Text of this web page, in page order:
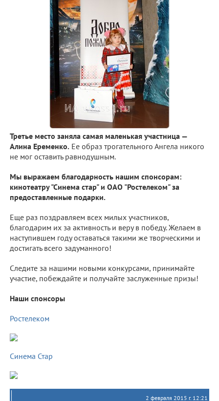
Третье место заняла самая маленькая участница —
Алина Еременко. Ее образ трогательного Ангела никого
не мог оставить равнодушным.
Мы выражаем благодарность нашим спонсорам:
кинотеатру "Синема стар" и ОАО "Ростелеком" за
предоставленные подарки.
Еще раз поздравляем всех милых участников,
благодарим их за активность и веру в победу. Желаем в
наступившем году оставаться такими же творческими и
достигать всего задуманного!
Следите за нашими новыми конкурсами, принимайте
участие, побеждайте и получайте заслуженные призы!
Наши спонсоры
Ростелеком
Синема Стар
2 февраля 2015 г. 12:21